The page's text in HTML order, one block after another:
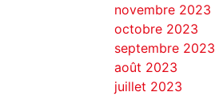
novembre 2023
octobre 2023
septembre 2023
août 2023
juillet 2023